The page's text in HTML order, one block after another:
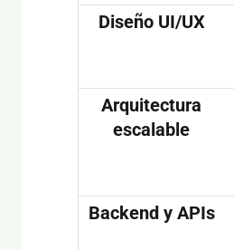
Diseño UI/UX
Arquitectura
escalable
Backend y APIs